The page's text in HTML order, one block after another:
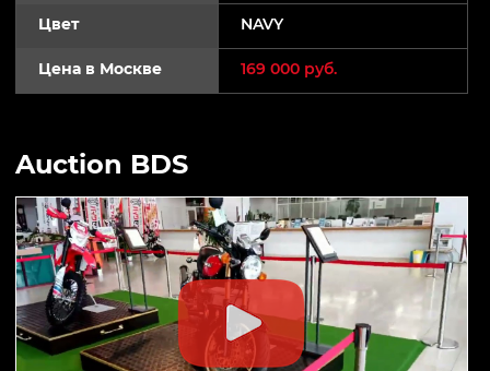
Цвет NAVY
Цена в Москве 169 000 руб.
Auction BDS